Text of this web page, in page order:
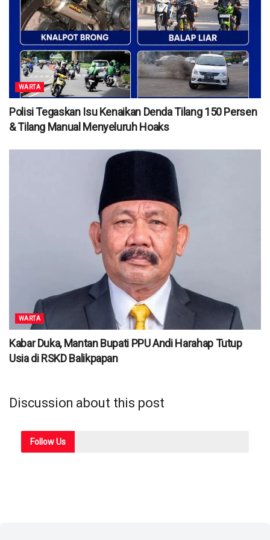
WARTA
Polisi Tegaskan Isu Kenaikan Denda Tilang 150 Persen
& Tilang Manual Menyeluruh Hoaks
WARTA
Kabar Duka, Mantan Bupati PPU Andi Harahap Tutup
Usia di RSKD Balikpapan
Discussion about this post
FollowUs